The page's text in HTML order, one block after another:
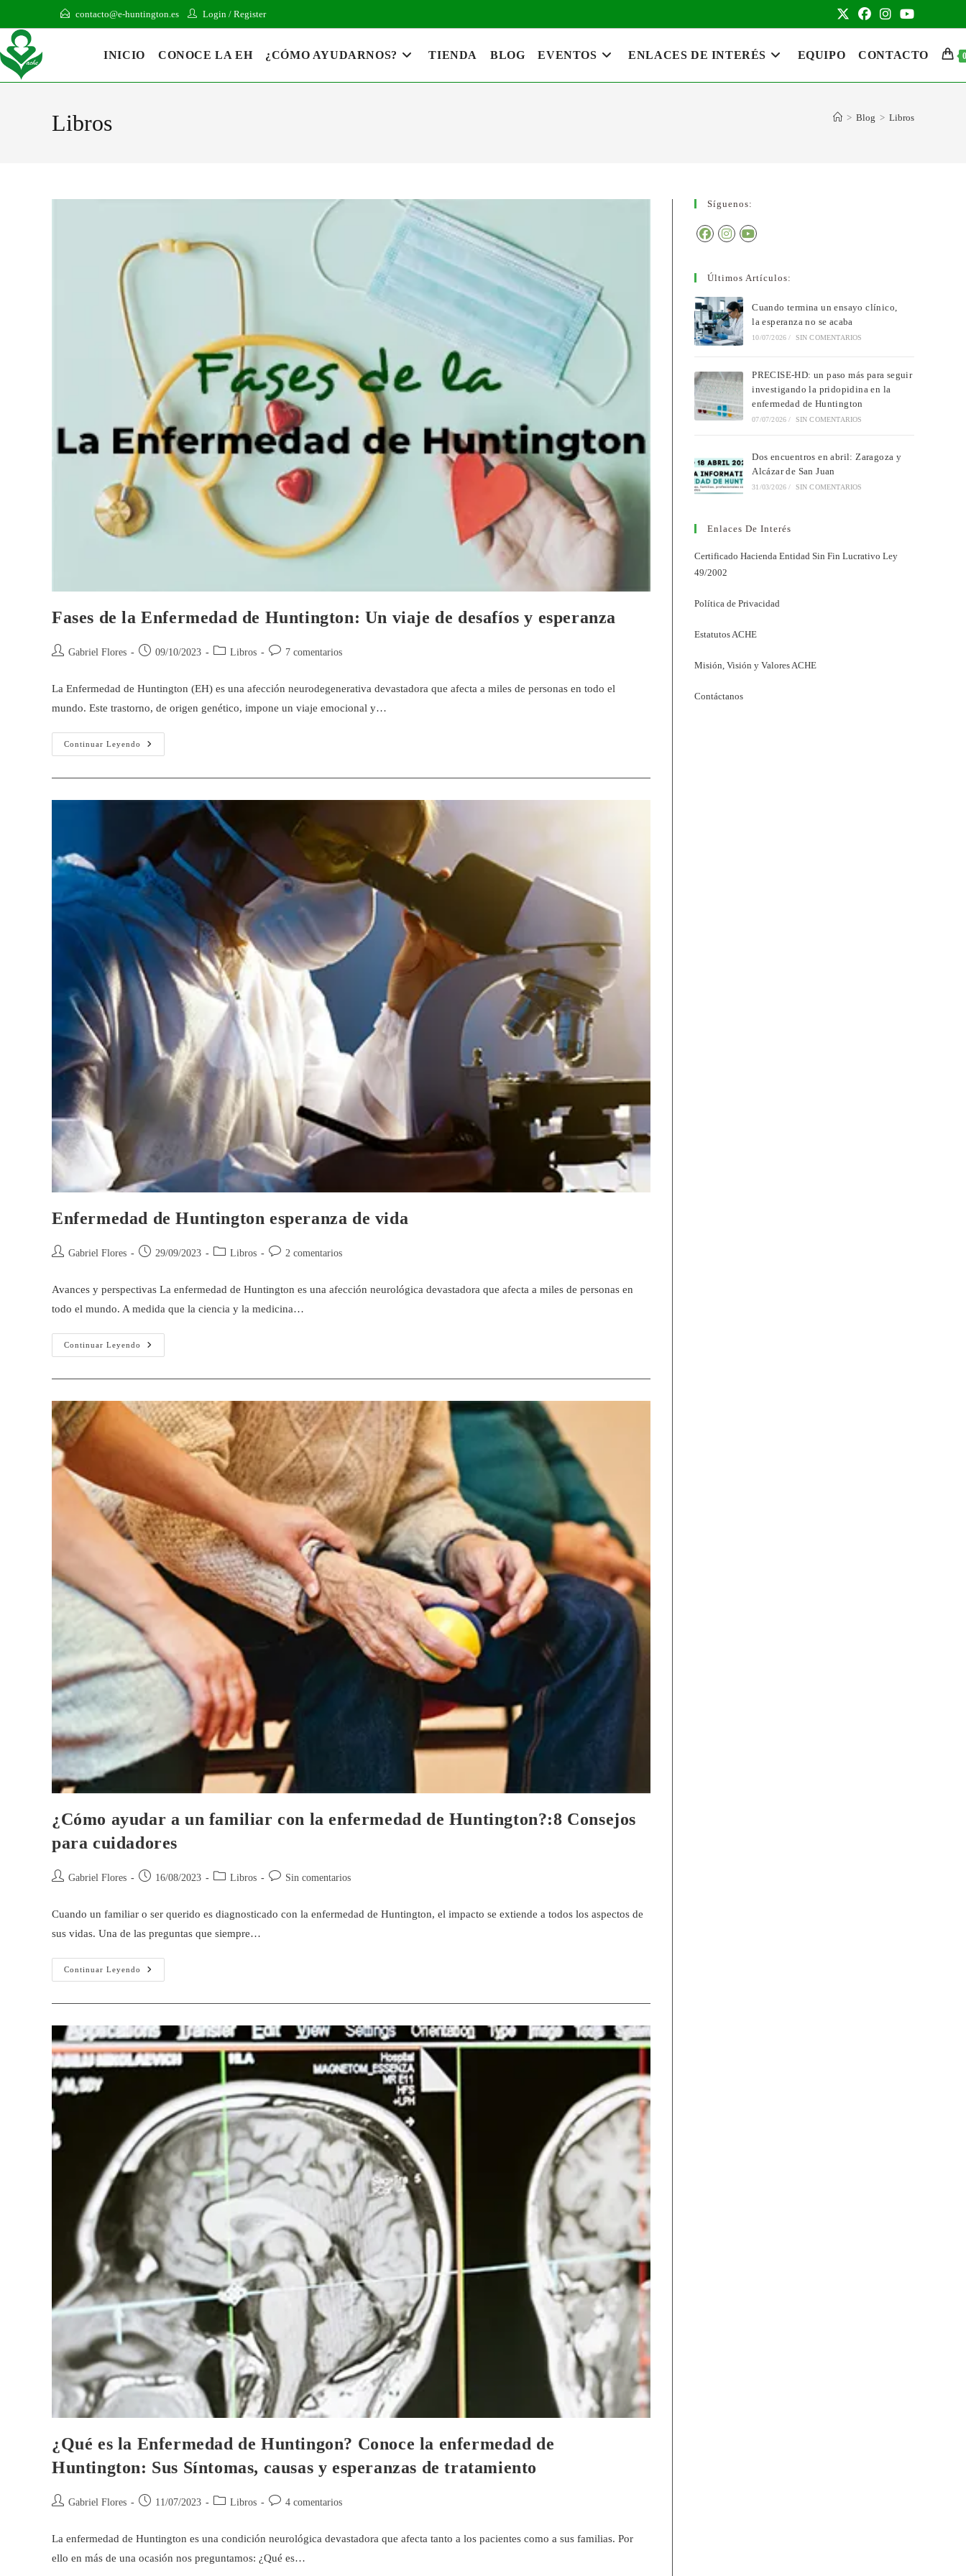
contacto@e-huntington.es Login / Register
INICIO CONOCE LA EH ¿CÓMO AYUDARNOS? TIENDA BLOG EVENTOS ENLACES DE INTERÉS EQUIPO CONTACTO 0
Libros > Blog > Libros
Fases de la Enfermedad de Huntington: Un viaje de desafíos y esperanza
Gabriel Flores 09/10/2023 Libros 7 comentarios
La Enfermedad de Huntington (EH) es una afección neurodegenerativa devastadora que afecta a miles de personas en todo el
mundo. Este trastorno, de origen genético, impone un viaje emocional y…
Continuar Leyendo
Enfermedad de Huntington esperanza de vida
Gabriel Flores 29/09/2023 Libros 2 comentarios
Avances y perspectivas La enfermedad de Huntington es una afección neurológica devastadora que afecta a miles de personas en
todo el mundo. A medida que la ciencia y la medicina…
Continuar Leyendo
¿Cómo ayudar a un familiar con la enfermedad de Huntington?:8 Consejos
para cuidadores
Gabriel Flores 16/08/2023 Libros Sin comentarios
Cuando un familiar o ser querido es diagnosticado con la enfermedad de Huntington, el impacto se extiende a todos los aspectos de
sus vidas. Una de las preguntas que siempre…
Continuar Leyendo
¿Qué es la Enfermedad de Huntingon? Conoce la enfermedad de
Huntington: Sus Síntomas, causas y esperanzas de tratamiento
Gabriel Flores 11/07/2023 Libros 4 comentarios
La enfermedad de Huntington es una condición neurológica devastadora que afecta tanto a los pacientes como a sus familias. Por
ello en más de una ocasión nos preguntamos: ¿Qué es…
Síguenos:
Últimos Artículos:
Cuando termina un ensayo clínico,
la esperanza no se acaba
10/07/2026 / SIN COMENTARIOS
PRECISE-HD: un paso más para seguir
investigando la pridopidina en la
enfermedad de Huntington
07/07/2026 / SIN COMENTARIOS
Dos encuentros en abril: Zaragoza y
Alcázar de San Juan
31/03/2026 / SIN COMENTARIOS
Enlaces De Interés
Certificado Hacienda Entidad Sin Fin Lucrativo Ley
49/2002
Política de Privacidad
Estatutos ACHE
Misión, Visión y Valores ACHE
Contáctanos